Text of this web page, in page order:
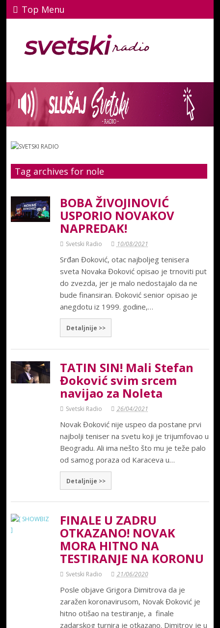
Top Menu
Tag archives for nole
BOBA ŽIVOJINOVIĆ
USPORIO NOVAKOV
NAPREDAK!
Svetski Radio 10/08/2021
Srđan Đoković, otac najboljeg tenisera
sveta Novaka Đoković opisao je trnoviti put
do zvezda, jer je malo nedostajalo da ne
bude finansiran. Đoković senior opisao je
anegdotu iz 1999. godine,…
Detaljnije >>
TATIN SIN! Mali Stefan
Đoković svim srcem
navijao za Noleta
Svetski Radio 26/04/2021
Novak Đoković nije uspeo da postane prvi
najbolji teniser na svetu koji je trijumfovao u
Beogradu. Ali ima nešto što mu je teže palo
od samog poraza od Karaceva u…
Detaljnije >>
FINALE U ZADRU
OTKAZANO! NOVAK
MORA HITNO NA
TESTIRANJE NA KORONU
Svetski Radio 21/06/2020
Posle objave Grigora Dimitrova da je
zaražen koronavirusom, Novak Đoković je
hitno otišao na testiranje, a finale
zadarskog turnira je otkazano. Dimitrov je u